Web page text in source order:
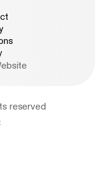
reserved